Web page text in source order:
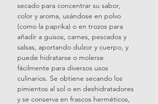
secado para concentrar su sabor,
color y aroma, usándose en polvo
(como la paprika) o en trozos para
añadir a guisos, carnes, pescados y
salsas, aportando dulzor y cuerpo, y
puede hidratarse o molerse
fácilmente para diversos usos
culinarios. Se obtiene secando los
pimientos al sol o en deshidratadores
y se conserva en frascos herméticos,